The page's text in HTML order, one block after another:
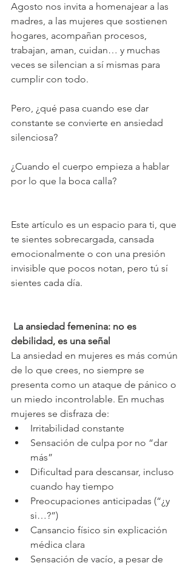
Agosto nos invita a homenajear a las
madres, a las mujeres que sostienen
hogares, acompañan procesos,
trabajan, aman, cuidan… y muchas
veces se silencian a sí mismas para
cumplir con todo.
Pero, ¿qué pasa cuando ese dar
constante se convierte en ansiedad
silenciosa?
¿Cuando el cuerpo empieza a hablar
por lo que la boca calla?
Este artículo es un espacio para ti, que
te sientes sobrecargada, cansada
emocionalmente o con una presión
invisible que pocos notan, pero tú sí
sientes cada día.
La ansiedad femenina: no es
debilidad, es una señal
La ansiedad en mujeres es más común
de lo que crees, no siempre se
presenta como un ataque de pánico o
un miedo incontrolable. En muchas
mujeres se disfraza de:
Irritabilidad constante
Sensación de culpa por no “dar
más”
Dificultad para descansar, incluso
cuando hay tiempo
Preocupaciones anticipadas (“¿y
si…?”)
Cansancio físico sin explicación
médica clara
Sensación de vacío, a pesar de